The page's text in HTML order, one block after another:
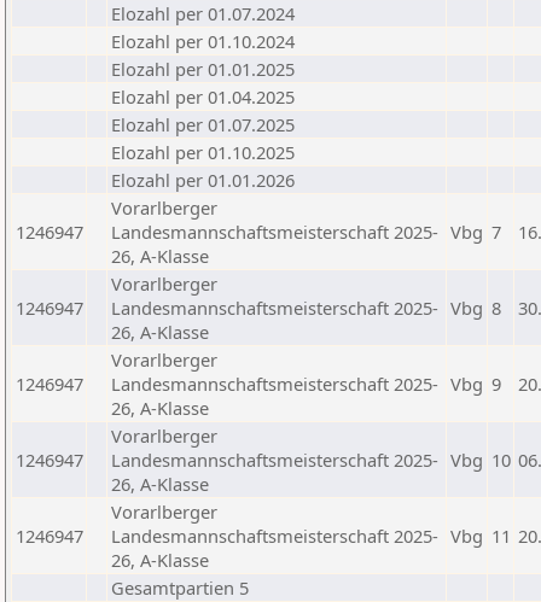
Elozahl per 01.07.2024
Elozahl per 01.10.2024
Elozahl per 01.01.2025
Elozahl per 01.04.2025
Elozahl per 01.07.2025
Elozahl per 01.10.2025
Elozahl per 01.01.2026
1246947
Vorarlberger
Landesmannschaftsmeisterschaft 2025-
26, A-Klasse
Vbg 7
1246947
Vorarlberger
Landesmannschaftsmeisterschaft 2025-
26, A-Klasse
Vbg 8
1246947
Vorarlberger
Landesmannschaftsmeisterschaft 2025-
26, A-Klasse
Vbg 9
1246947
Vorarlberger
Landesmannschaftsmeisterschaft 2025-
26, A-Klasse
Vbg 10
1246947
Vorarlberger
Landesmannschaftsmeisterschaft 2025-
26, A-Klasse
Vbg 11
Gesamtpartien 5